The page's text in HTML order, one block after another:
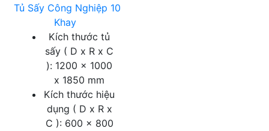
Tủ Sấy Công Nghiệp 10
Khay
Kích thước tủ
sấy ( D x R x C
): 1200 x 1000
x 1850 mm
Kích thước hiệu
dụng ( D x R x
C ): 600 x 800